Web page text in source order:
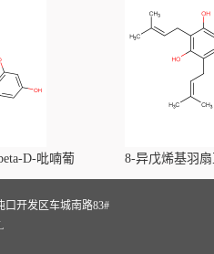
D-吡喃葡
(6''-galloyl)-
品, CAS
8-异戊烯基羽
Prenylluteone对照
口开发区车城南路83#